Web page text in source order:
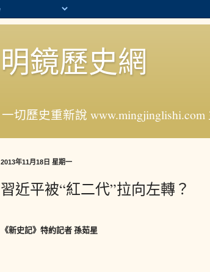
明鏡歷史網
一切歷史重新說
2013年11月18日 星期一
習近平被“紅二代”拉向左轉？
《新史記》特約記者 孫茹星